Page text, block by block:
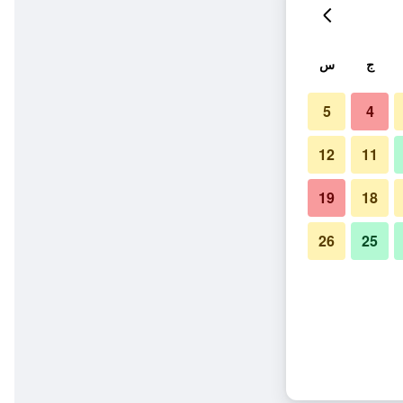
ج س
4
5
11
12
18
19
25
26